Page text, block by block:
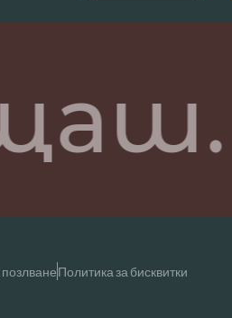
Политика за бисквитки